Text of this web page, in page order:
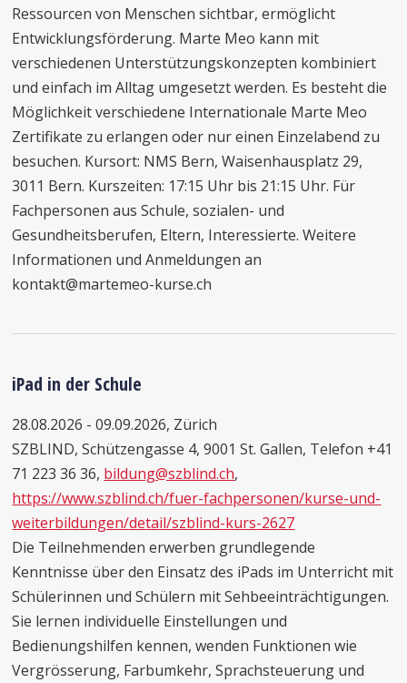
Ressourcen von Menschen sichtbar, ermöglicht
Entwicklungsförderung. Marte Meo kann mit
verschiedenen Unterstützungskonzepten kombiniert
und einfach im Alltag umgesetzt werden. Es besteht die
Möglichkeit verschiedene Internationale Marte Meo
Zertifikate zu erlangen oder nur einen Einzelabend zu
besuchen. Kursort: NMS Bern, Waisenhausplatz 29,
3011 Bern. Kurszeiten: 17:15 Uhr bis 21:15 Uhr. Für
Fachpersonen aus Schule, sozialen- und
Gesundheitsberufen, Eltern, Interessierte. Weitere
Informationen und Anmeldungen an
kontakt@martemeo-kurse.ch
iPad in der Schule
28.08.2026 - 09.09.2026, Zürich
SZBLIND, Schützengasse 4, 9001 St. Gallen, Telefon +41
71 223 36 36, bildung@szblind.ch,
https://www.szblind.ch/fuer-fachpersonen/kurse-und-
weiterbildungen/detail/szblind-kurs-2627
Die Teilnehmenden erwerben grundlegende
Kenntnisse über den Einsatz des iPads im Unterricht mit
Schülerinnen und Schülern mit Sehbeeinträchtigungen.
Sie lernen individuelle Einstellungen und
Bedienungshilfen kennen, wenden Funktionen wie
Vergrösserung, Farbumkehr, Sprachsteuerung und